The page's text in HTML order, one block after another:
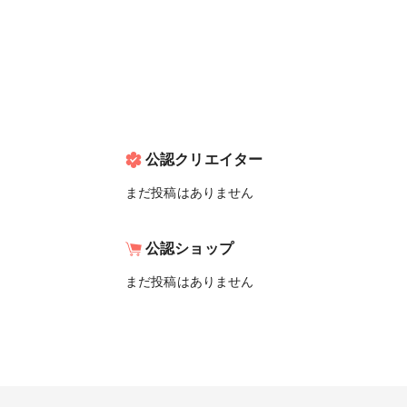
公認クリエイター
まだ投稿はありません
公認ショップ
まだ投稿はありません